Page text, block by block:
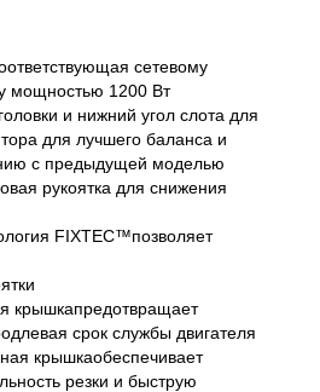
сетевому
мощностью 1200 Вт
и нижний угол слота для
для лучшего баланса и
с предыдущей моделью
рукоятка для снижения
FIXTEC™позволяет
крышкапредотвращает
срок службы двигателя
крышкаобеспечивает
резки и быструю